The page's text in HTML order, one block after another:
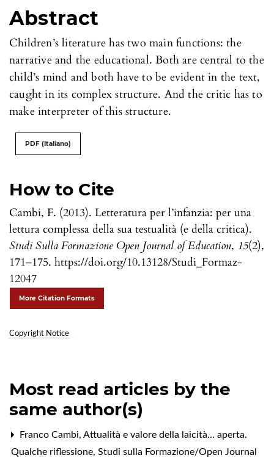
How to Cite
Cambi, F. (2013). Letteratura per l’infanzia: per una
lettura complessa della sua testualità (e della critica).
Studi Sulla Formazione Open Journal of Education, 15(2),
171–175. https://doi.org/10.13128/Studi_Formaz-
12047
More Citation Formats
Copyright Notice
Abstract
Children’s literature has two main functions: the
narrative and the educational. Both are central to the
child’s mind and both have to be evident in the text,
caught in its complex structure. And the critic has to
make interpreter of this structure.
PDF (Italiano)
Most read articles by the
same author(s)
Franco Cambi, Attualità e valore della laicità… aperta.
Qualche riflessione, Studi sulla Formazione/Open Journal